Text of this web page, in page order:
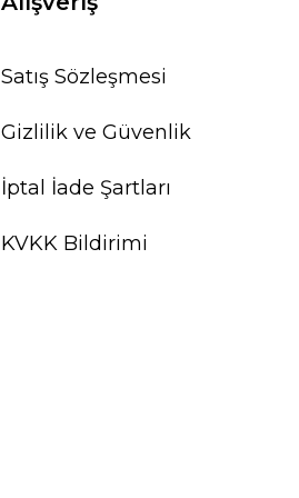
Satış Sözleşmesi
Gizlilik ve Güvenlik
İptal İade Şartları
KVKK Bildirimi